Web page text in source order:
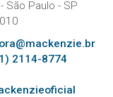
São Paulo - SP
2114-8774